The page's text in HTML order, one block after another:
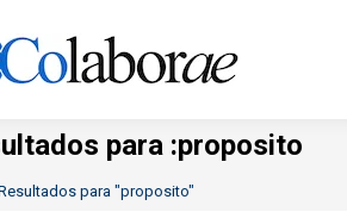
para :proposito
aqui: para "proposito"